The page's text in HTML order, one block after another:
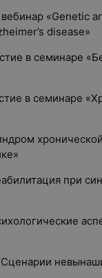
«Genetic
disease»
в семинаре
в семинаре
при